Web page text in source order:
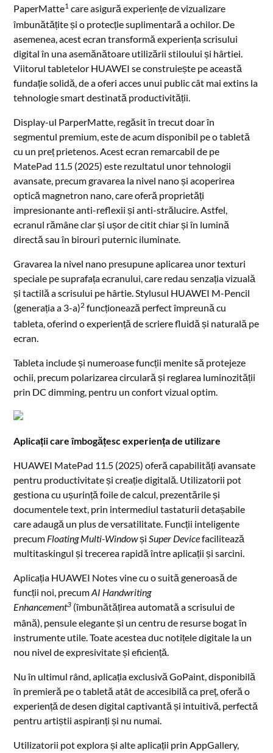
PaperMatte1 care asigură experiențe de vizualizare
îmbunătățite și o protecție suplimentară a ochilor. De
asemenea, acest ecran transformă experiența scrisului
digital în una asemănătoare utilizării stiloului și hârtiei.
Viitorul tabletelor HUAWEI se construiește pe această
fundație solidă, de a oferi acces unui public cât mai extins la
tehnologie smart destinată productivității.
Display-ul ParperMatte, regăsit în trecut doar în
segmentul premium, este de acum disponibil pe o tabletă
cu un preț prietenos. Acest ecran remarcabil de pe
MatePad 11.5 (2025) este rezultatul unor tehnologii
avansate, precum gravarea la nivel nano și acoperirea
optică magnetron nano, care oferă proprietăți
impresionante anti-reflexii și anti-strălucire. Astfel,
ecranul rămâne clar și ușor de citit chiar și în lumină
directă sau în birouri puternic iluminate.
Gravarea la nivel nano presupune aplicarea unor texturi
speciale pe suprafața ecranului, care redau senzația vizuală
și tactilă a scrisului pe hârtie. Stylusul HUAWEI M-Pencil
(generația a 3-a)2 funcționează perfect împreună cu
tableta, oferind o experiență de scriere fluidă și naturală pe
ecran.
Tableta include și numeroase funcții menite să protejeze
ochii, precum polarizarea circulară și reglarea luminozității
prin DC dimming, pentru un confort vizual optim.
Aplicații care îmbogățesc experiența de utilizare
HUAWEI MatePad 11.5 (2025) oferă capabilități avansate
pentru productivitate și creație digitală. Utilizatorii pot
gestiona cu ușurință foile de calcul, prezentările și
documentele text, prin intermediul tastaturii detașabile
care adaugă un plus de versatilitate. Funcții inteligente
precum Floating Multi-WindowșiSuper Devicefacilitează
multitaskingul și trecerea rapidă între aplicații și sarcini.
Aplicația HUAWEI Notes vine cu o suită generoasă de
funcții noi, precumAI Handwriting
Enhancement3 (îmbunătățirea automată a scrisului de
mână), pensule elegante și un centru de resurse bogat în
instrumente utile. Toate acestea duc notițele digitale la un
nou nivel de expresivitate și eficiență.
Nu în ultimul rând, aplicația exclusivă GoPaint, disponibilă
în premieră pe o tabletă atât de accesibilă ca preț, oferă o
experiență de desen digital captivantă și intuitivă, perfectă
pentru artiștii aspiranți și nu numai.
Utilizatorii pot explora și alte aplicații prin AppGallery,